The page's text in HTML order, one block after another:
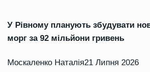
У Рівному планують збудувати
морг за 92 мільйони гривень
Москаленко Наталія21 Липня 2026